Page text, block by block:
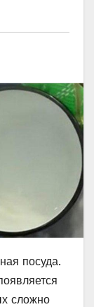
посуда.
сложно